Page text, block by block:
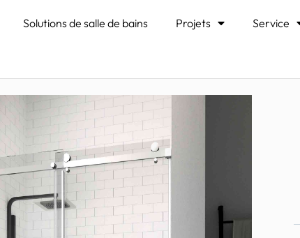
Solutions de salle de bains Projets Service
> JP0223 Porte de douche coulissante